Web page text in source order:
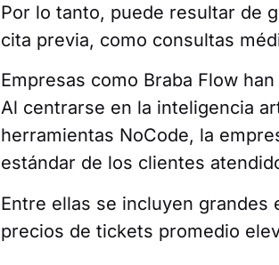
Por lo tanto, puede resultar de
cita previa, como consultas
Empresas como Braba Flow
Al centrarse en la inteligencia
herramientas NoCode, la
estándar de los clientes
Entre ellas se incluyen
precios de tickets promedio